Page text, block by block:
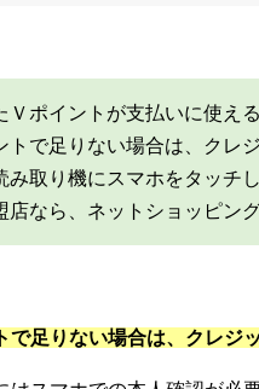
ポイントが支払いに使える
で足りない場合は、クレ
取り機にスマホをタッチ
なら、ネットショッピン
足りない場合は、クレジ